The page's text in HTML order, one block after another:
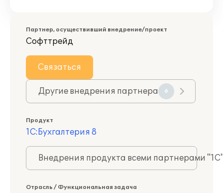
Партнер, осуществивший внедрение/проект
Софттрейд
Связаться
Другие внедрения партнера 6
Продукт
1С:Бухгалтерия 8
Внедрения продукта всеми партнерами
Отрасль / Функциональная задача